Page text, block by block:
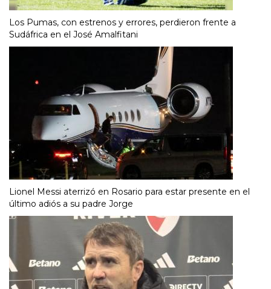
Los Pumas, con estrenos y errores, perdieron frente a
Sudáfrica en el José Amalfitani
Lionel Messi aterrizó en Rosario para estar presente en el
último adiós a su padre Jorge